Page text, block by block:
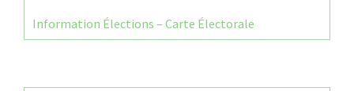
Information Élections – Carte Électorale